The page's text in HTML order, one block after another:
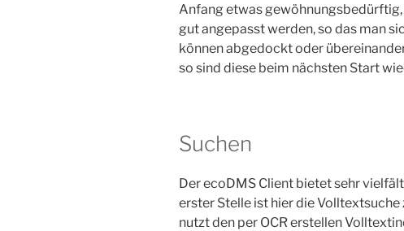
Anfang etwas
gut angepasst werden, so das man
können abgedockt oder
so sind diese beim nächsten Start
Suchen
Der ecoDMS Client bietet sehr
erster Stelle ist hier die
nutzt den per OCR erstellen